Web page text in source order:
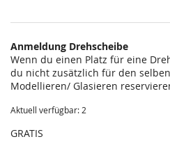
Anmeldung Drehscheibe
Wenn du einen Platz für eine
du nicht zusätzlich für den
Modellieren/ Glasieren
Aktuell verfügbar: 2
GRATIS